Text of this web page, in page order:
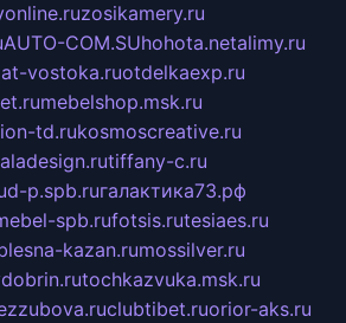
zosikamery.ru
AUTO-COM.SUhohota.netalimy.ru
vostoka.ruotdelkaexp.ru
mebelshop.msk.ru
td.rukosmoscreative.ru
tiffany-c.ru
d-p.spb.ruгалактика73.рф
spb.rufotsis.rutesiaes.ru
kazan.rumossilver.ru
tochkazvuka.msk.ru
clubtibet.ruorior-aks.ru